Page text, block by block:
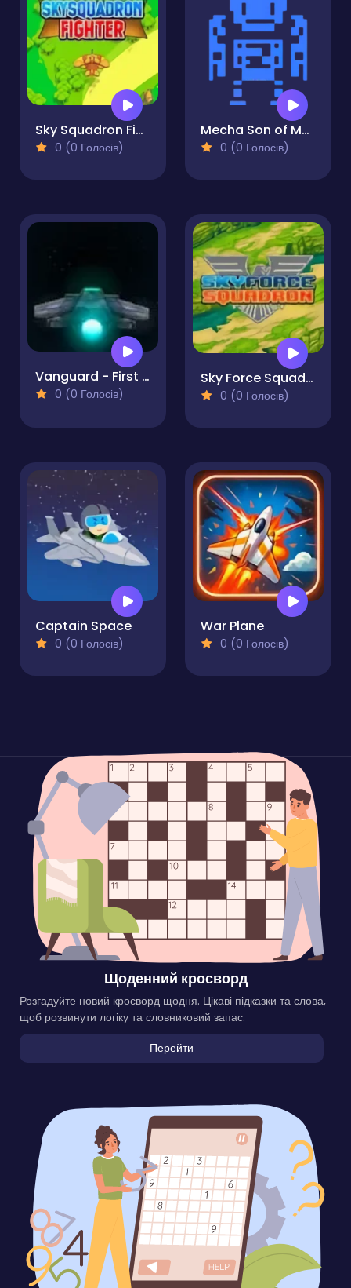
Sky Squadron Fighter
0 (0 Голосів)
Mecha Son of Mecha
0 (0 Голосів)
Vanguard - First Strike
0 (0 Голосів)
Sky Force Squadron
0 (0 Голосів)
Captain Space
0 (0 Голосів)
War Plane
0 (0 Голосів)
Щоденний кросворд
Розгадуйте новий кросворд щодня. Цікаві підказки та слова,
щоб розвинути логіку та словниковий запас.
Перейти